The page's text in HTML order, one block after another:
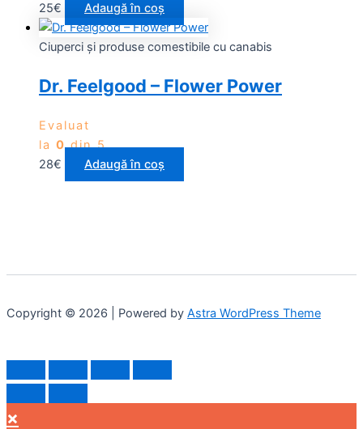
25€ Adaugă în coș
Ciuperci și produse comestibile cu canabis
Dr. Feelgood – Flower Power
Evaluat
la 0din 5
28€ Adaugă în coș
Copyright © 2026 | Powered by Astra WordPress Theme
×